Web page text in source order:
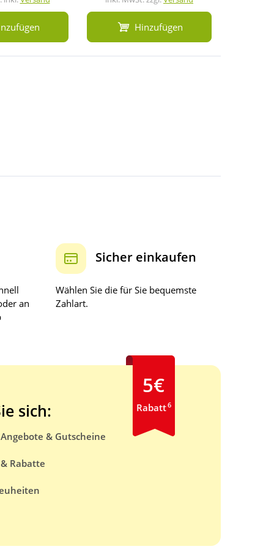
Hinzufügen
an
Sicher einkaufen
Wählen Sie die für Sie bequemste
Zahlart.
sich:
& Gutscheine
Rabatte
5€
Rabatt6